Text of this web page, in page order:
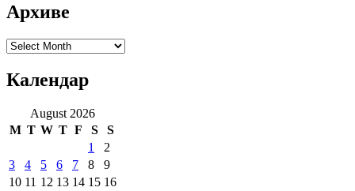
Архиве
Архиве
Календар
August 2026
M T W T F S
S
1
2
3
4 5 6 7 8
9
10 11 12 13 14 15 16